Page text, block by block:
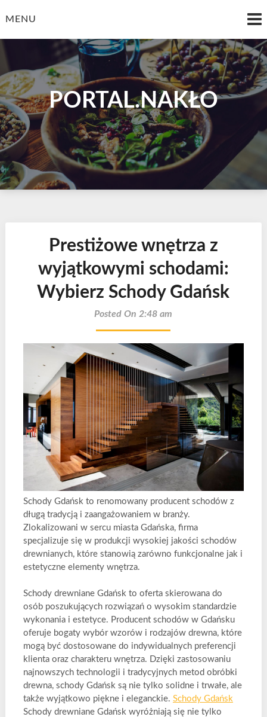
toMENU
PORTAL.NAKŁO
Prestiżowe wnętrza z
wyjątkowymi schodami:
Wybierz Schody Gdańsk
Posted On 2:48 am
Schody Gdańsk to renomowany producent schodów z
długą tradycją i zaangażowaniem w branży.
Zlokalizowani w sercu miasta Gdańska, firma
specjalizuje się w produkcji wysokiej jakości schodów
drewnianych, które stanowią zarówno funkcjonalne jak i
estetyczne elementy wnętrza.
Schody drewniane Gdańsk to oferta skierowana do
osób poszukujących rozwiązań o wysokim standardzie
wykonania i estetyce. Producent schodów w Gdańsku
oferuje bogaty wybór wzorów i rodzajów drewna, które
mogą być dostosowane do indywidualnych preferencji
klienta oraz charakteru wnętrza. Dzięki zastosowaniu
najnowszych technologii i tradycyjnych metod obróbki
drewna, schody Gdańsk są nie tylko solidne i trwałe, ale
także wyjątkowo piękne i eleganckie. Schody Gdańsk
Schody drewniane Gdańsk wyróżniają się nie tylko